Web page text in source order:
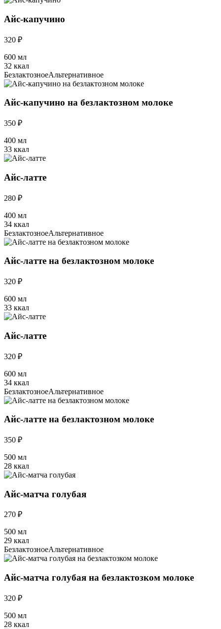
Айс-капучино
320 ₽
600 мл
32 ккал
БезлактозноеАльтернативное
Айс-капучино на безлактозном молоке
350 ₽
400 мл
33 ккал
Айс-латте
280 ₽
400 мл
34 ккал
БезлактозноеАльтернативное
Айс-латте на безлактозном молоке
320 ₽
600 мл
33 ккал
Айс-латте
320 ₽
600 мл
34 ккал
БезлактозноеАльтернативное
Айс-латте на безлактозном молоке
350 ₽
500 мл
28 ккал
Айс-матча голубая
270 ₽
500 мл
29 ккал
БезлактозноеАльтернативное
Айс-матча голубая на безлактозком молоке
320 ₽
500 мл
28 ккал